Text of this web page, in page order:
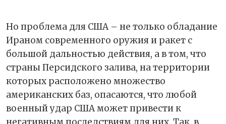
Но проблема для США – не только обладание
Ираном современного оружия и ракет с
большой дальностью действия, а в том, что
страны Персидского залива, на территории
которых расположено множество
американских баз, опасаются, что любой
военный удар США может привести к